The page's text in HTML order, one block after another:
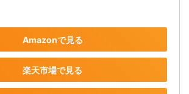
Amazonで見る
楽天市場で見る